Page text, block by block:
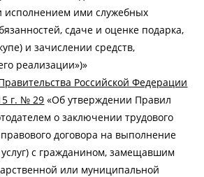
исполнением ими служебных
сдаче и оценке подарка,
и зачислении средств,
реализации»)»
Российской Федерации
г. № 29 «Об утверждении Правил
о заключении трудового
договора на выполнение
услуг) с гражданином, замещавшим
или муниципальной